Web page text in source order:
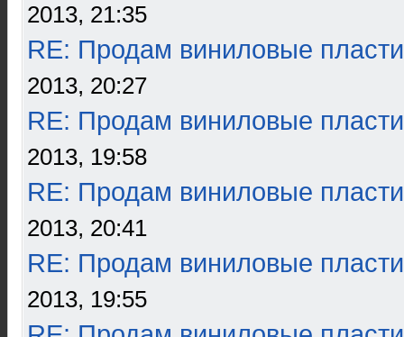
2013, 21:35
RE: Продам виниловые
2013, 20:27
RE: Продам виниловые
2013, 19:58
RE: Продам виниловые
2013, 20:41
RE: Продам виниловые
2013, 19:55